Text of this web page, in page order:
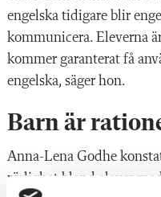
engelska tidigare blir
kommunicera. Eleverna
kommer garanterat få
engelska, säger hon.
Barn är
Anna-Lena Godhe
rörlighet bland elever